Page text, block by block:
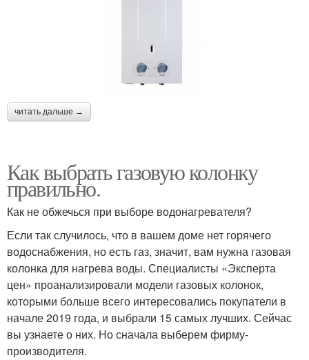
читать дальше →
Как выбрать газовую колонку
правильно.
Как не обжечься при выборе водонагревателя?
Если так случилось, что в вашем доме нет горячего
водоснабжения, но есть газ, значит, вам нужна газовая
колонка для нагрева воды. Специалисты «Эксперта
цен» проанализировали модели газовых колонок,
которыми больше всего интересовались покупатели в
начале 2019 года, и выбрали 15 самых лучших. Сейчас
вы узнаете о них. Но сначала выберем фирму-
производителя.